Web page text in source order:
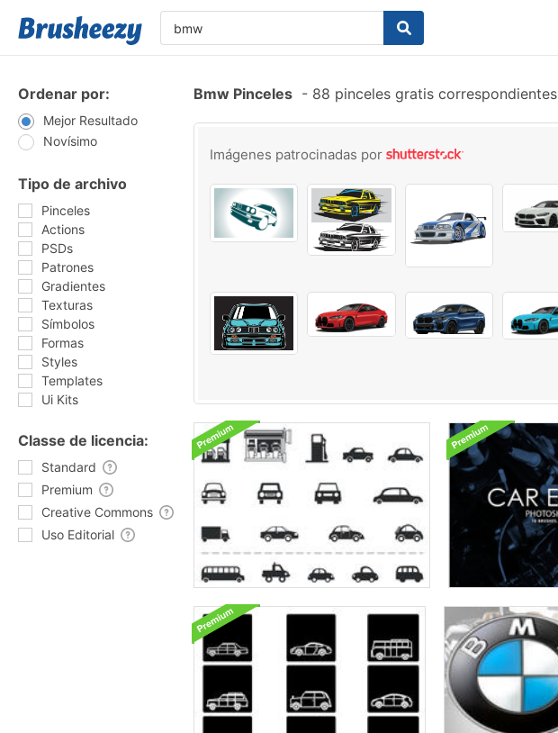
Ordenar por:
Mejor Resultado
Novísimo
Tipo de archivo
Pinceles
Actions
PSDs
Patrones
Gradientes
Texturas
Símbolos
Formas
Styles
Templates
Ui Kits
Classe de licencia:
Standard
Premium
Creative Commons
Uso Editorial
Bmw Pinceles - 88 pinceles gratis correspondientes
Imágenes patrocinadas por